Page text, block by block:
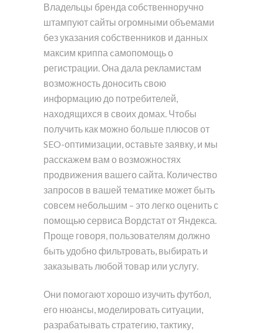
Владельцы бренда собственноручно
штампуют сайты огромными объемами
без указания собственников и данных
максим криппа cамопомощь о
регистрации. Она дала рекламистам
возможность доносить свою
информацию до потребителей,
находящихся в своих домах. Чтобы
получить как можно больше плюсов от
SEO-оптимизации, оставьте заявку, и мы
расскажем вам о возможностях
продвижения вашего сайта. Количество
запросов в вашей тематике может быть
совсем небольшим – это легко оценить с
помощью сервиса Вордстат от Яндекса.
Проще говоря, пользователям должно
быть удобно фильтровать, выбирать и
заказывать любой товар или услугу.
Они помогают хорошо изучить футбол,
его нюансы, моделировать ситуации,
разрабатывать стратегию, тактику,